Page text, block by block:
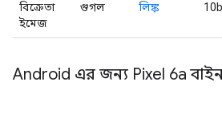
বিক্রেতা
ইমেজ
গুগল লিঙ্ক
Android এর জন্য Pixel 6a